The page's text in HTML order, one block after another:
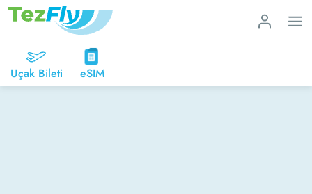
Uçak Bileti eSIM